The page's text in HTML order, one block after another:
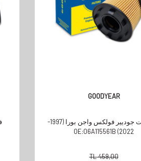
GOODYEAR
فلتر زيت جوديير فولكس واجن بورا (1997-
2022) OE:06A115561B
459,00
TL